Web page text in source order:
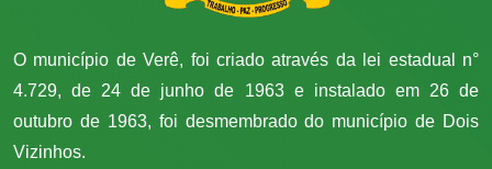
O município de Verê, foi criado através da lei estadual n°
4.729, de 24 de junho de 1963 e instalado em 26 de
outubro de 1963, foi desmembrado do município de Dois
Vizinhos.